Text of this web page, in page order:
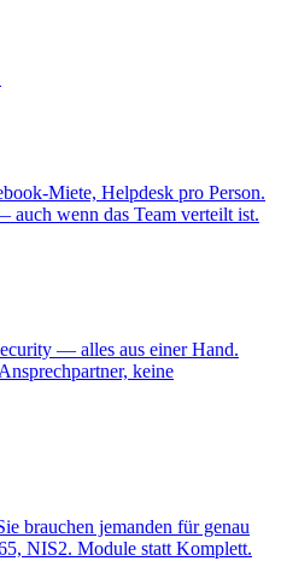
Miete, Helpdesk pro Person.
wenn das Team verteilt ist.
— alles aus einer Hand.
keine
brauchen jemanden für genau
NIS2. Module statt Komplett.